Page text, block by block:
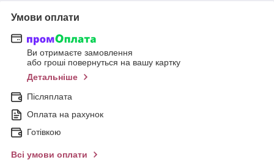
Умови оплати
Ви отримаєте замовлення
або гроші повернуться на вашу картку
Детальніше
Післяплата
Оплата на рахунок
Готівкою
Всі умови оплати